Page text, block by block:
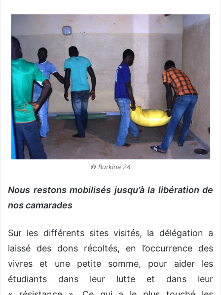
© Burkina 24
Nous restons mobilisés jusqu’à la libération de
nos camarades
Sur les différents sites visités, la délégation a
laissé des dons récoltés, en l’occurrence des
vivres et une petite somme, pour aider les
étudiants dans leur lutte et dans leur